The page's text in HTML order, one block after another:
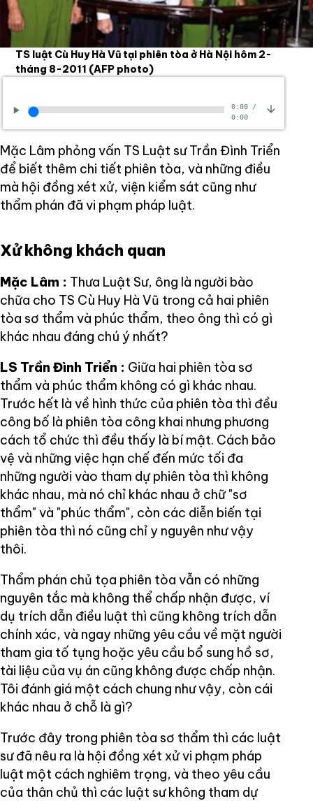
TS luật Cù Huy Hà Vũ tại phiên tòa ở Hà Nội hôm 2-
tháng 8-2011 (AFP photo)
0:00/
0:00
Mặc Lâm phỏng vấn TS Luật sư Trần Đình Triển
để biết thêm chi tiết phiên tòa, và những điều
mà hội đồng xét xử, viện kiểm sát cũng như
thẩm phán đã vi phạm pháp luật.
Xử không khách quan
Mặc Lâm : Thưa Luật Sư, ông là người bào
chữa cho TS Cù Huy Hà Vũ trong cả hai phiên
tòa sơ thẩm và phúc thẩm, theo ông thì có gì
khác nhau đáng chú ý nhất?
LS Trần Đình Triển : Giữa hai phiên tòa sơ
thẩm và phúc thẩm không có gì khác nhau.
Trước hết là về hình thức của phiên tòa thì đều
công bố là phiên tòa công khai nhưng phương
cách tổ chức thì đều thấy là bí mật. Cách bảo
vệ và những việc hạn chế đến mức tối đa
những người vào tham dự phiên tòa thì không
khác nhau, mà nó chỉ khác nhau ở chữ "sơ
thẩm" và "phúc thẩm", còn các diễn biến tại
phiên tòa thì nó cũng chỉ y nguyên như vậy
thôi.
Thẩm phán chủ tọa phiên tòa vẫn có những
nguyên tắc mà không thể chấp nhận được, ví
dụ trích dẫn điều luật thì cũng không trích dẫn
chính xác, và ngay những yêu cầu về mặt người
tham gia tố tụng hoặc yêu cầu bổ sung hồ sơ,
tài liệu của vụ án cũng không được chấp nhận.
Tôi đánh giá một cách chung như vậy, còn cái
khác nhau ở chỗ là gì?
Trước đây trong phiên tòa sơ thẩm thì các luật
sư đã nêu ra là hội đồng xét xử vi phạm pháp
luật một cách nghiêm trọng, và theo yêu cầu
của thân chủ thì các luật sư không tham dự